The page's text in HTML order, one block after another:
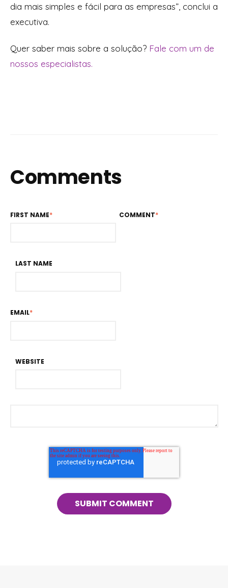
dia mais simples e fácil para as empresas”, conclui a
executiva.
Quer saber mais sobre a solução? Fale com um de
nossos especialistas.
Comments
FIRST NAME*
LAST NAME
EMAIL*
WEBSITE
COMMENT*